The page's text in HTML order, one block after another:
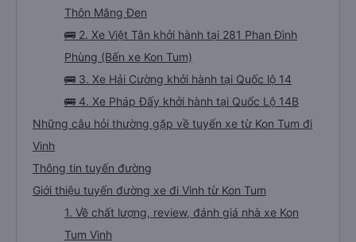
Thôn Măng Đen
🚌 2. Xe Việt Tân khởi hành tại 281 Phan Đình
Phùng (Bến xe Kon Tum)
🚌 3. Xe Hải Cường khởi hành tại Quốc lộ 14
🚌 4. Xe Pháp Đấy khởi hành tại Quốc Lộ 14B
Những câu hỏi thường gặp về tuyến xe từ Kon Tum đi
Vinh
Thông tin tuyến đường
Giới thiệu tuyến đường xe đi Vinh từ Kon Tum
1. Về chất lượng, review, đánh giá nhà xe Kon
Tum Vinh